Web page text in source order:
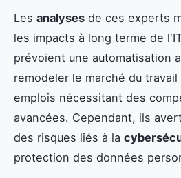
Les analyses de ces experts
les impacts à long terme de
prévoient une automatisation
remodeler le marché du
emplois nécessitant des
avancées. Cependant, ils
des risques liés à la
protection des données